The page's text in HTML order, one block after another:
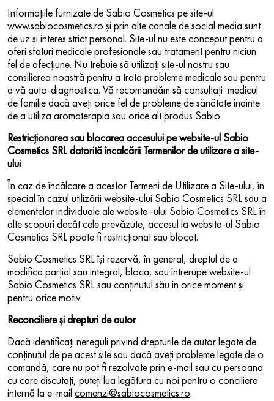
Informaţiile furnizate de Sabio Cosmetics pe site-ul
www.sabiocosmetics.ro şi prin alte canale de social media sunt
de uz și interes strict personal. Site-ul nu este conceput pentru a
oferi sfaturi medicale profesionale sau tratament pentru niciun
fel de afecțiune. Nu trebuie să utilizaţi site-ul nostru sau
consilierea noastră pentru a trata probleme medicale sau pentru
a vă auto-diagnostica. Vă recomandăm să consultaţi medicul
de familie dacă aveţi orice fel de probleme de sănătate înainte
de a utiliza aromaterapia sau orice alt produs Sabio.
Restricţionarea sau blocarea accesului pe website-ul Sabio
Cosmetics SRL datorită încalcării Termenilor de utilizare a site-
ului
În caz de încălcare a acestor Termeni de Utilizare a Site-ului, în
special în cazul utilizării website-ului Sabio Cosmetics SRL sau a
elementelor individuale ale website -ului Sabio Cosmetics SRL în
alte scopuri decât cele prevăzute, accesul la website-ul Sabio
Cosmetics SRL poate fi restricţionat sau blocat.
Sabio Cosmetics SRL îşi rezervă, în general, dreptul de a
modifica parţial sau integral, bloca, sau întrerupe website-ul
Sabio Cosmetics SRL sau conţinutul său în orice moment şi
pentru orice motiv.
Reconciliere și drepturi de autor
Dacă identificați nereguli privind drepturile de autor legate de
conținutul de pe acest site sau dacă aveți probleme legate de o
comandă, care nu pot fi rezolvate prin e-mail sau cu persoana
cu care discutați, puteți lua legătura cu noi pentru o conciliere
internă la e-mail comenzi@sabiocosmetics.ro.